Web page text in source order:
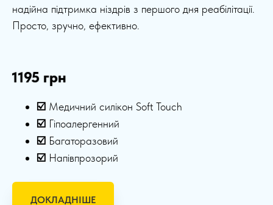
надійна підтримка ніздрів з першого дня реабілітації.
Просто, зручно, ефективно.
1195 грн
☑️ Медичний силікон Soft Touch
☑️ Гіпоалергенний
☑️ Багаторазовий
☑️ Напівпрозорий
ДОКЛАДНІШЕ